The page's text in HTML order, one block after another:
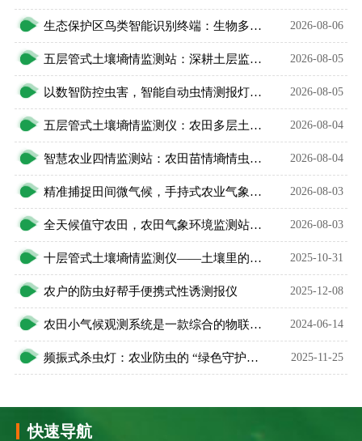
生态保护区鸟类智能识别终端：生物多样性保护智能监测设备 2026-08-06
五层管式土壤墒情监测站：深耕土层监测，看透土壤水情 2026-08-05
以数智防控虫害，智能自动虫情测报灯精准预判农林虫情 2026-08-05
五层管式土壤墒情监测仪：农田多层土壤水分智能监测设备 2026-08-04
智慧农业四情监测站：农田苗情墒情虫情灾情一体化监测设备 2026-08-04
精准捕捉田间微气候，手持式农业气象环境检测仪护好庄稼 2026-08-03
全天候值守农田，农田气象环境监测站升级智慧农业 2026-08-03
十层管式土壤墒情监测仪——土壤里的十层电梯 2025-10-31
农户的防虫好帮手便携式性诱测报仪 2025-12-08
农田小气候观测系统是一款综合的物联网农业气象参数观测系统 2024-06-14
频振式杀虫灯：农业防虫的 “绿色守护工具” 2025-11-25
快速导航